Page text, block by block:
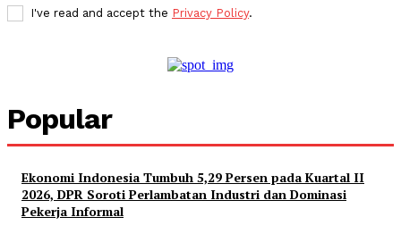
I've read and accept the Privacy Policy.
Popular
Ekonomi Indonesia Tumbuh 5,29 Persen pada Kuartal II
2026, DPR Soroti Perlambatan Industri dan Dominasi
Pekerja Informal